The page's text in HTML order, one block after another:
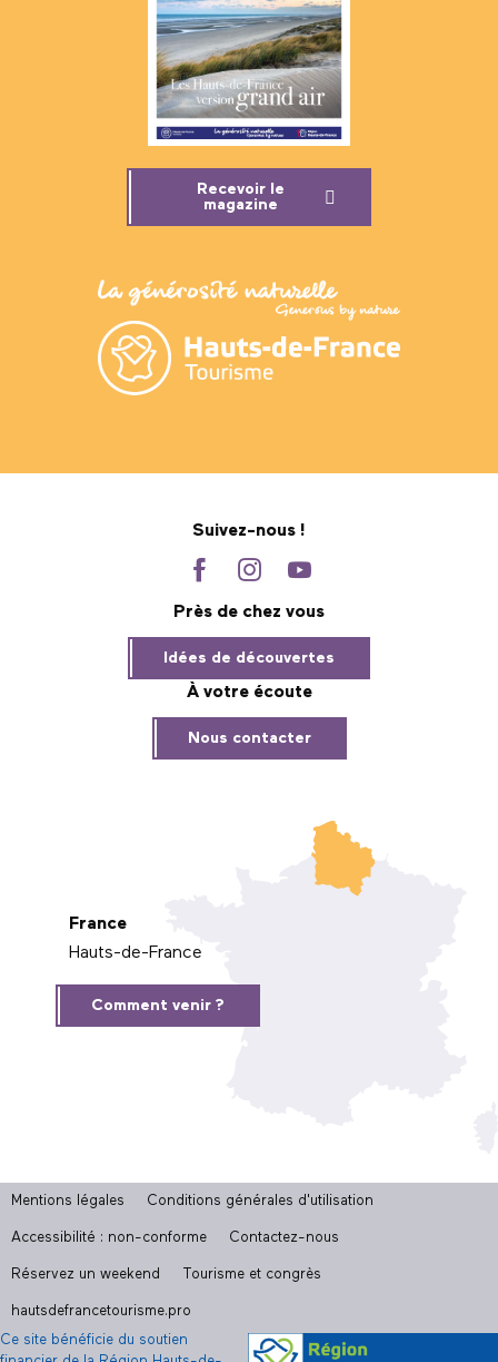
Recevoir le
magazine
Suivez-nous !
Près de chez vous
Idées de découvertes
À votre écoute
Nous contacter
France
Hauts-de-France
Comment venir ?
Mentions légales Conditions générales d'utilisation
Accessibilité : non-conforme Contactez-nous
Réservez un weekend Tourisme et congrès
hautsdefrancetourisme.pro
Ce site bénéficie du soutien